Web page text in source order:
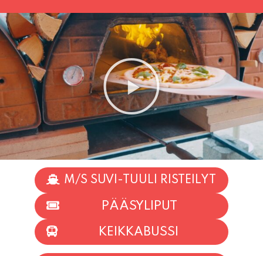
M/S SUVI-TUULI RISTEILYT
PÄÄSYLIPUT
KEIKKABUSSI